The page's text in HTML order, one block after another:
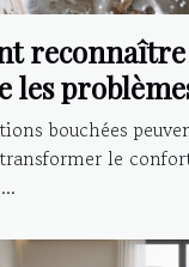
les
bouchées
bouchées
le